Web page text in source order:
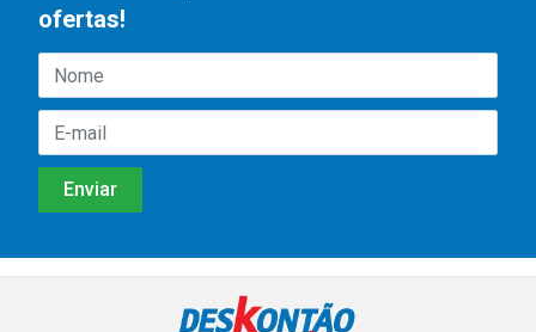
ofertas!